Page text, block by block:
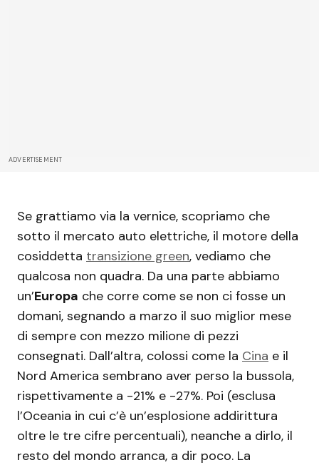
ADVERTISEMENT
Se grattiamo via la vernice, scopriamo che
sotto il mercato auto elettriche, il motore della
cosiddetta transizione green, vediamo che
qualcosa non quadra. Da una parte abbiamo
un’Europa che corre come se non ci fosse un
domani, segnando a marzo il suo miglior mese
di sempre con mezzo milione di pezzi
consegnati. Dall’altra, colossi come la Cina e il
Nord America sembrano aver perso la bussola,
rispettivamente a -21% e -27%. Poi (esclusa
l’Oceania in cui c’è un’esplosione addirittura
oltre le tre cifre percentuali), neanche a dirlo, il
resto del mondo arranca, a dir poco. La